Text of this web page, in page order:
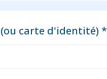
carte d'identité) *